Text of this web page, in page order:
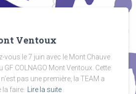
Ventoux
vous le 7 juin avec le Mont Chauve
GF COLNAGO Mont Ventoux. Cette
pas une première, la TEAM a
la faire.
Lire la suite